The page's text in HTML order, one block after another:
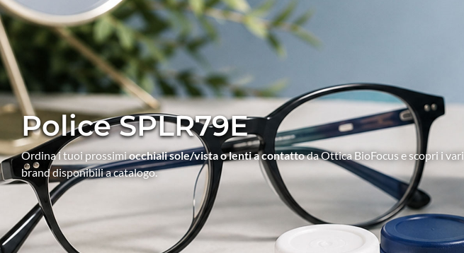
Police SPLR79E
Ordina i tuoi prossimiocchiali sole/vista o lenti a contattoda Ottica BioFocus e scopri i vari
brand disponibili a catalogo.